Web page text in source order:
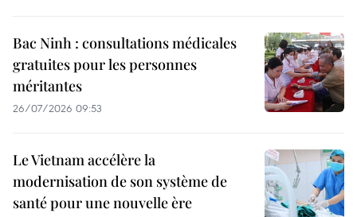
Bac Ninh : consultations médicales
gratuites pour les personnes
méritantes
26/07/2026 09:53
Le Vietnam accélère la
modernisation de son système de
santé pour une nouvelle ère